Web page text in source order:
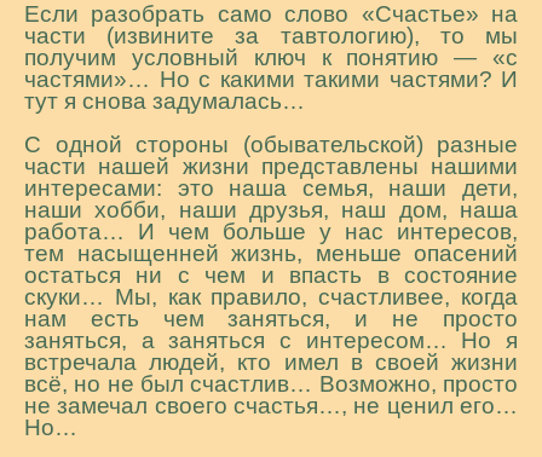
Если разобрать само слово «Счастье» на
части (извините за тавтологию), то мы
получим условный ключ к понятию — «с
частями»… Но с какими такими частями? И
тут я снова задумалась…
С одной стороны (обывательской) разные
части нашей жизни представлены нашими
интересами: это наша семья, наши дети,
наши хобби, наши друзья, наш дом, наша
работа… И чем больше у нас интересов,
тем насыщенней жизнь, меньше опасений
остаться ни с чем и впасть в состояние
скуки… Мы, как правило, счастливее, когда
нам есть чем заняться, и не просто
заняться, а заняться с интересом… Но я
встречала людей, кто имел в своей жизни
всё, но не был счастлив… Возможно, просто
не замечал своего счастья…, не ценил его…
Но…